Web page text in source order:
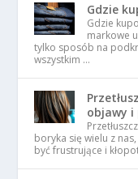
Gdzie
Gdzie
markowe
tylko sposób na
wszystkim …
objawy i
boryka się wielu z
być frustrujące i